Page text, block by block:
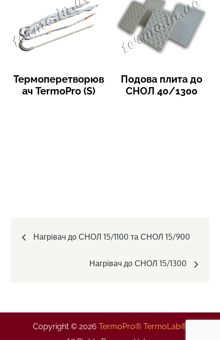
Термоперетворюв
ач TermoPro (S)
Подова плита до
СНОЛ 40/1300
PostНагрівач до СНОЛ 15/1100 та СНОЛ 15/900
Нагрівач до СНОЛ 15/1300
Copyright © 2026 TermoPro® TermoLab®